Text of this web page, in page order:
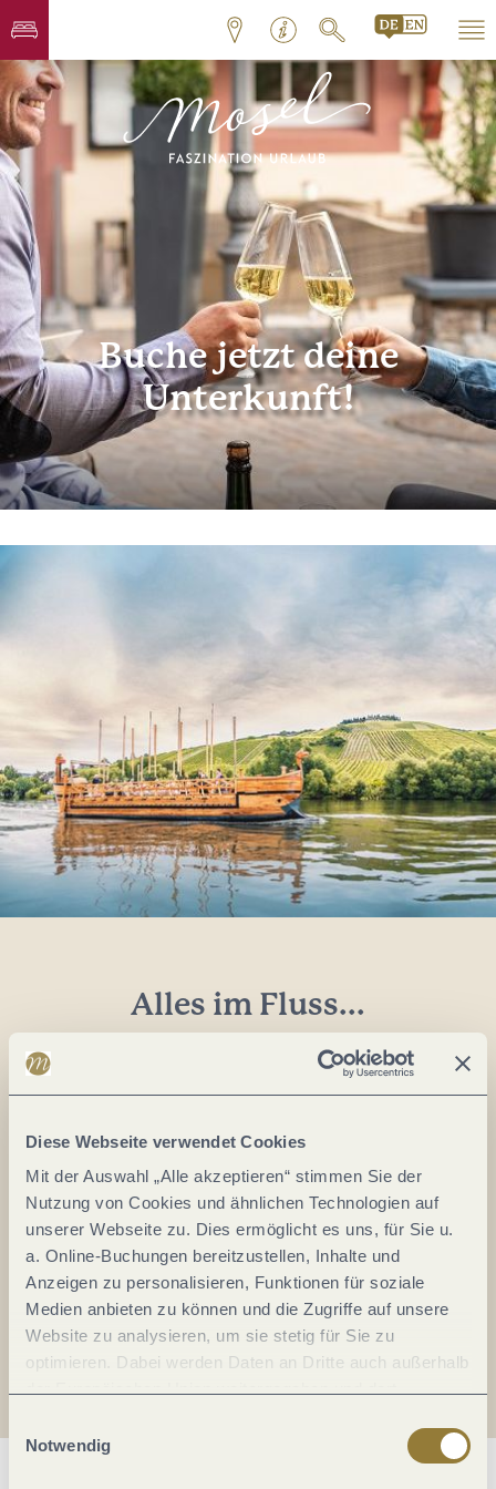
Diese Webseite verwendet Cookies
Mit der Auswahl „Alle akzeptieren“ stimmen Sie der
Nutzung von Cookies und ähnlichen Technologien auf
unserer Webseite zu. Dies ermöglicht es uns, für Sie u.
a. Online-Buchungen bereitzustellen, Inhalte und
Anzeigen zu personalisieren, Funktionen für soziale
Medien anbieten zu können und die Zugriffe auf unsere
Website zu analysieren, um sie stetig für Sie zu
optimieren. Dabei werden Daten an Dritte auch außerhalb
jederzeit widerrufen werden. Mit der Auswahl "Alle
ablehnen" kann es zu Beeinträchtigungen in der Nutzung
Notwendig
Buche jetzt deine
Unterkunft!
Alles im Fluss...
Mosel im Abo: Mit unserem Newsletter
keine Neuigkeiten mehr verpassen!
E-
Adresse:
*
Ich erkläre mich mit derDatenschutzerklärung
einverstanden.
Auch den Mosel-Podcast gibt's im Abo...
Jetzt reinhören!